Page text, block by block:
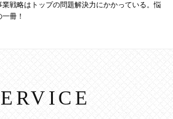
戦略はトップの問題解決力にかかっている。悩
冊！
SERVICE